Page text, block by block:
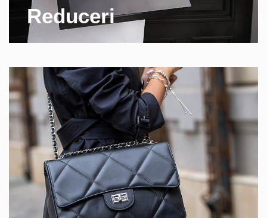
Reduceri